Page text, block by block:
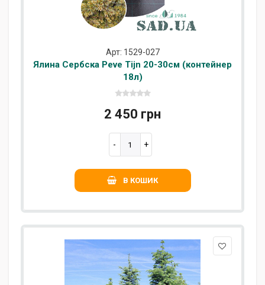
Арт: 1529-027
Ялина Сербска Peve Tijn 20-30см (контейнер
18л)
2 450 грн
В КОШИК